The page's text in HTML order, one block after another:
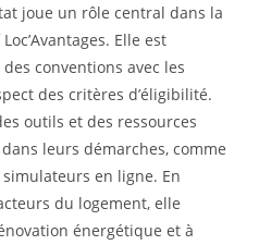
joue un rôle central dans la
Elle est
conventions avec les
des critères d’éligibilité.
outils et des ressources
leurs démarches, comme
en ligne. En
du logement, elle
énergétique et à